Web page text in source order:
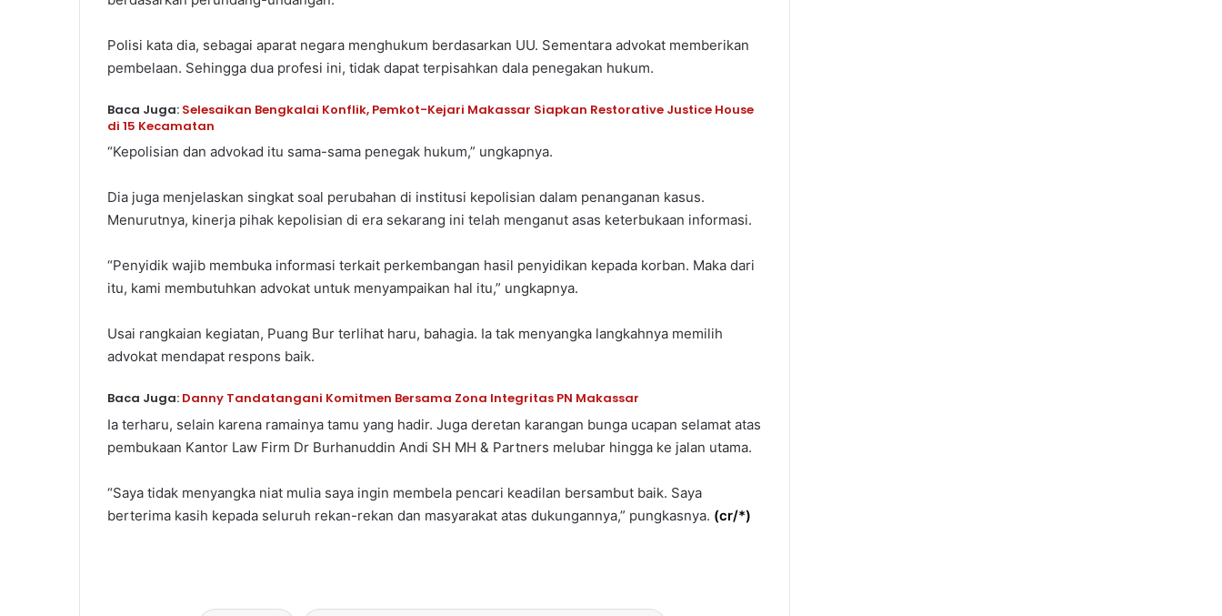
Polisi kata dia, sebagai aparat negara menghukum berdasarkan UU. Sementara advokat memberikan
pembelaan. Sehingga dua profesi ini, tidak dapat terpisahkan dala penegakan hukum.
Baca Juga: Selesaikan Bengkalai Konflik, Pemkot-Kejari Makassar Siapkan Restorative Justice House
di 15 Kecamatan
“Kepolisian dan advokad itu sama-sama penegak hukum,” ungkapnya.
Dia juga menjelaskan singkat soal perubahan di institusi kepolisian dalam penanganan kasus.
Menurutnya, kinerja pihak kepolisian di era sekarang ini telah menganut asas keterbukaan informasi.
“Penyidik wajib membuka informasi terkait perkembangan hasil penyidikan kepada korban. Maka dari
itu, kami membutuhkan advokat untuk menyampaikan hal itu,” ungkapnya.
Usai rangkaian kegiatan, Puang Bur terlihat haru, bahagia. Ia tak menyangka langkahnya memilih
advokat mendapat respons baik.
Baca Juga: Danny Tandatangani Komitmen Bersama Zona Integritas PN Makassar
Ia terharu, selain karena ramainya tamu yang hadir. Juga deretan karangan bunga ucapan selamat atas
pembukaan Kantor Law Firm Dr Burhanuddin Andi SH MH & Partners melubar hingga ke jalan utama.
“Saya tidak menyangka niat mulia saya ingin membela pencari keadilan bersambut baik. Saya
berterima kasih kepada seluruh rekan-rekan dan masyarakat atas dukungannya,” pungkasnya. (cr/*)